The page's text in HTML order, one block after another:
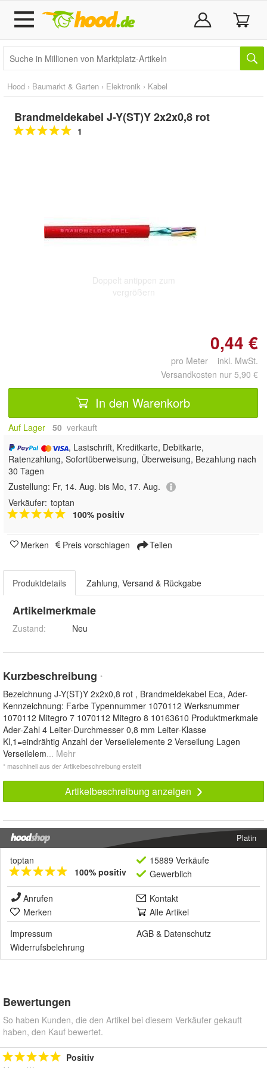
Hood › Baumarkt & Garten › Elektronik › Kabel
Brandmeldekabel J-Y(ST)Y 2x2x0,8 rot
1
Doppelt antippen zum
vergrößern
0,44 €
pro Meter inkl. MwSt.
Versandkosten nur 5,90 €
In den Warenkorb
Auf Lager 50 verkauft
, Lastschrift, Kreditkarte, Debitkarte,
Ratenzahlung, Sofortüberweisung, Überweisung, Bezahlung nach
30 Tagen
Zustellung: Fr, 14. Aug. bis Mo, 17. Aug.
Verkäufer: toptan
100% positiv
Merken Preis vorschlagen Teilen
Produktdetails Zahlung, Versand & Rückgabe
Artikelmerkmale
Zustand: Neu
Kurzbeschreibung *
Bezeichnung J-Y(ST)Y 2x2x0,8 rot , Brandmeldekabel Eca, Ader-
Kennzeichnung: Farbe Typennummer 1070112 Werksnummer
1070112 Mitegro 7 1070112 Mitegro 8 10163610 Produktmerkmale
Ader-Zahl 4 Leiter-Durchmesser 0,8 mm Leiter-Klasse
Kl,1=eindrähtig Anzahl der Verseilelemente 2 Verseilung Lagen
Verseilelem... Mehr
* maschinell aus der Artikelbeschreibung erstellt
Artikelbeschreibung anzeigen
Platin
toptan
100% positiv
15889 Verkäufe
Gewerblich
Anrufen
Kontakt
Merken
Alle Artikel
Impressum
AGB & Datenschutz
Widerrufsbelehrung
Bewertungen
So haben Kunden, die den Artikel bei diesem Verkäufer gekauft
haben, den Kauf bewertet.
Positiv